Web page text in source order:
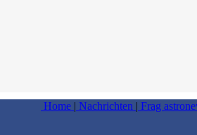
Home | Nachrichten | Frag